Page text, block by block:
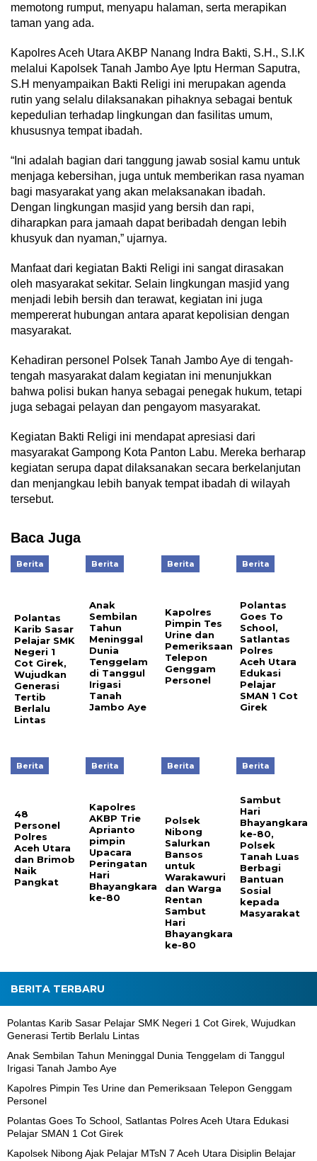
memotong rumput, menyapu halaman, serta merapikan
taman yang ada.
Kapolres Aceh Utara AKBP Nanang Indra Bakti, S.H., S.I.K
melalui Kapolsek Tanah Jambo Aye Iptu Herman Saputra,
S.H menyampaikan Bakti Religi ini merupakan agenda
rutin yang selalu dilaksanakan pihaknya sebagai bentuk
kepedulian terhadap lingkungan dan fasilitas umum,
khususnya tempat ibadah.
“Ini adalah bagian dari tanggung jawab sosial kamu untuk
menjaga kebersihan, juga untuk memberikan rasa nyaman
bagi masyarakat yang akan melaksanakan ibadah.
Dengan lingkungan masjid yang bersih dan rapi,
diharapkan para jamaah dapat beribadah dengan lebih
khusyuk dan nyaman,” ujarnya.
Manfaat dari kegiatan Bakti Religi ini sangat dirasakan
oleh masyarakat sekitar. Selain lingkungan masjid yang
menjadi lebih bersih dan terawat, kegiatan ini juga
mempererat hubungan antara aparat kepolisian dengan
masyarakat.
Kehadiran personel Polsek Tanah Jambo Aye di tengah-
tengah masyarakat dalam kegiatan ini menunjukkan
bahwa polisi bukan hanya sebagai penegak hukum, tetapi
juga sebagai pelayan dan pengayom masyarakat.
Kegiatan Bakti Religi ini mendapat apresiasi dari
masyarakat Gampong Kota Panton Labu. Mereka berharap
kegiatan serupa dapat dilaksanakan secara berkelanjutan
dan menjangkau lebih banyak tempat ibadah di wilayah
tersebut.
Baca Juga
Berita
Polantas
Karib Sasar
Pelajar SMK
Negeri 1
Cot Girek,
Wujudkan
Generasi
Tertib
Berlalu
Lintas
Berita
Anak
Sembilan
Tahun
Meninggal
Dunia
Tenggelam
di Tanggul
Irigasi
Tanah
Jambo Aye
Berita
Kapolres
Pimpin Tes
Urine dan
Pemeriksaan
Telepon
Genggam
Personel
Berita
Polantas
Goes To
School,
Satlantas
Polres
Aceh Utara
Edukasi
Pelajar
SMAN 1 Cot
Girek
Berita
48
Personel
Polres
Aceh Utara
dan Brimob
Naik
Pangkat
Berita
Kapolres
AKBP Trie
Aprianto
pimpin
Upacara
Peringatan
Hari
Bhayangkara
ke-80
Berita
Polsek
Nibong
Salurkan
Bansos
untuk
Warakawuri
dan Warga
Rentan
Sambut
Hari
Bhayangkara
ke-80
Berita
Sambut
Hari
Bhayangkara
ke-80,
Polsek
Tanah Luas
Berbagi
Bantuan
Sosial
kepada
Masyarakat
BERITA TERBARU
Polantas Karib Sasar Pelajar SMK Negeri 1 Cot Girek, Wujudkan
Generasi Tertib Berlalu Lintas
Anak Sembilan Tahun Meninggal Dunia Tenggelam di Tanggul
Irigasi Tanah Jambo Aye
Kapolres Pimpin Tes Urine dan Pemeriksaan Telepon Genggam
Personel
Polantas Goes To School, Satlantas Polres Aceh Utara Edukasi
Pelajar SMAN 1 Cot Girek
Kapolsek Nibong Ajak Pelajar MTsN 7 Aceh Utara Disiplin Belajar